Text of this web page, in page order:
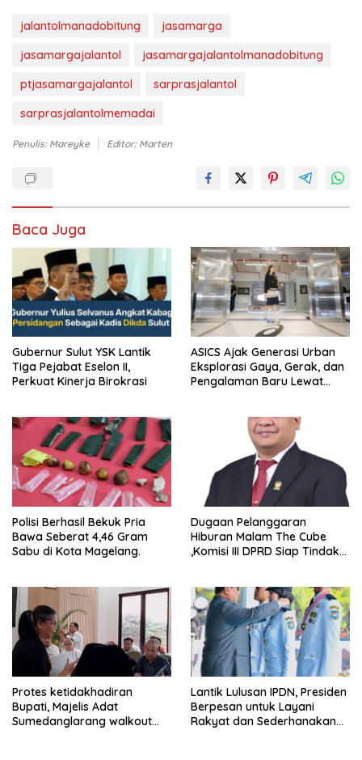
jalantolmanadobitung
jasamarga
jasamargajalantol
jasamargajalantolmanadobitung
ptjasamargajalantol
sarprasjalantol
sarprasjalantolmemadai
Penulis: Mareyke Editor: Marten
Baca Juga
Gubernur Sulut YSK Lantik
Tiga Pejabat Eselon II,
Perkuat Kinerja Birokrasi
ASICS Ajak Generasi Urban
Eksplorasi Gaya, Gerak, dan
Pengalaman Baru Lewat
Polisi Berhasil Bekuk Pria
Bawa Seberat 4,46 Gram
Sabu di Kota Magelang.
Dugaan Pelanggaran
Hiburan Malam The Cube
,Komisi III DPRD Siap Tindak
Protes ketidakhadiran
Bupati, Majelis Adat
Sumedanglarang walkout
Lantik Lulusan IPDN, Presiden
Berpesan untuk Layani
Rakyat dan Sederhanakan